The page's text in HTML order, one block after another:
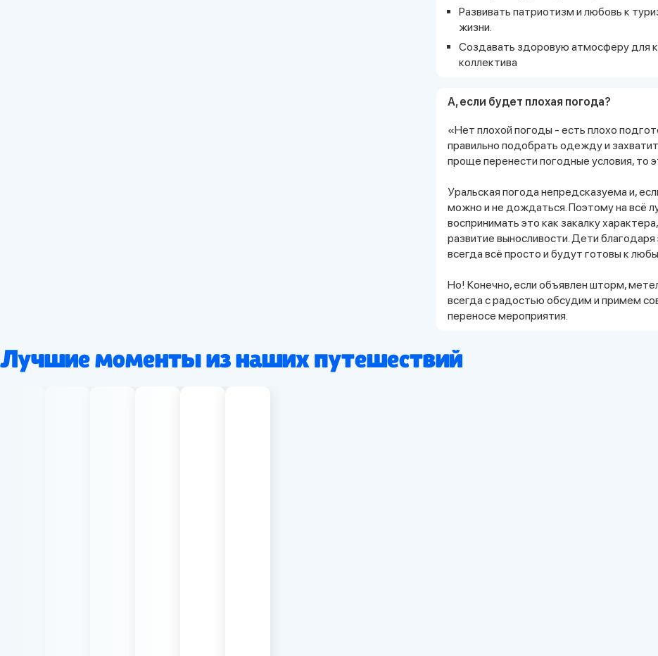
Развивать патриотизм и любовь к
жизни.
Создавать здоровую атмосферу для
коллектива
А, если будет плохая погода?
«Нет плохой погоды - есть плохо
правильно подобрать одежду и
проще перенести погодные условия, то
Уральская погода непредсказуема и,
можно и не дождаться. Поэтому на всё
воспринимать это как закалку
развитие выносливости. Дети
всегда всё просто и будут готовы к
Но! Конечно, если объявлен шторм,
всегда с радостью обсудим и примем
переносе мероприятия.
Лучшие моменты из наших путешествий